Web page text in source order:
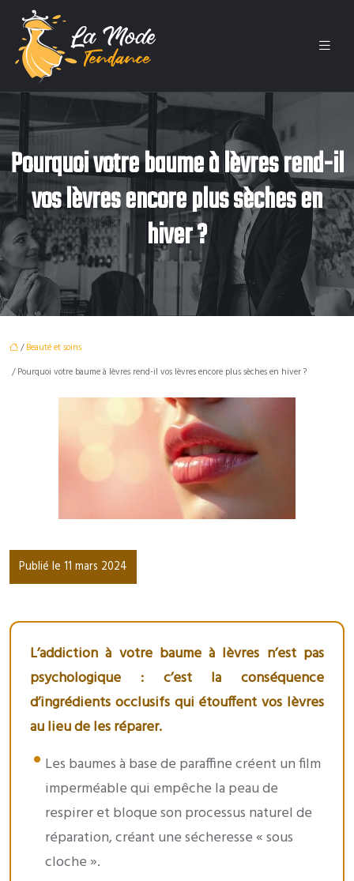
Pourquoi votre baume à lèvres rend-il
vos lèvres encore plus sèches en
hiver ?
/Beauté et soins
/ Pourquoi votre baume à lèvres rend-il vos lèvres encore plus sèches en hiver ?
Publié le 11 mars 2024
L’addiction à votre baume à lèvres n’est pas
psychologique : c’est la conséquence
d’ingrédients occlusifs qui étouffent vos lèvres
au lieu de les réparer.
Les baumes à base de paraffine créent un film
imperméable qui empêche la peau de
respirer et bloque son processus naturel de
réparation, créant une sécheresse « sous
cloche ».